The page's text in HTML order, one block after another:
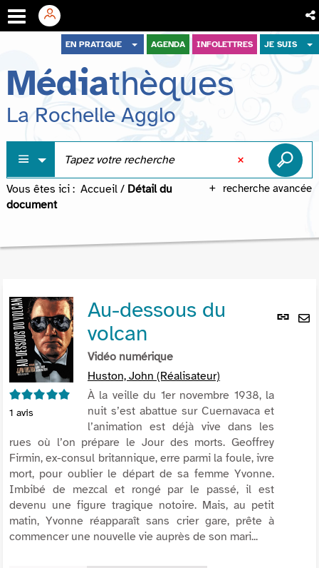
menu
contenu
recherche
EN PRATIQUE AGENDA INFOLETTRES JE SUIS
Médiathèques
La Rochelle Agglo
recherche avancée
Vous êtes ici : Accueil / Détail du
document
Lien
5/5
1 avis
Au-dessous du
volcan
Vidéo numérique
Huston, John (Réalisateur)
À la veille du 1er novembre 1938, la
nuit s’est abattue sur Cuernavaca et
l’animation est déjà vive dans les
rues où l’on prépare le Jour des morts. Geoffrey
Firmin, ex-consul britannique, erre parmi la foule, ivre
mort, pour oublier le départ de sa femme Yvonne.
Imbibé de mezcal et rongé par le passé, il est
devenu une figure tragique notoire. Mais, au petit
matin, Yvonne réapparaît sans crier gare, prête à
commencer une nouvelle vie auprès de son mari...